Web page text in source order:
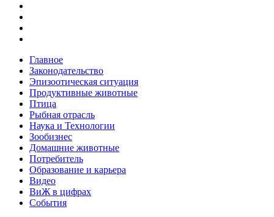
Главное
Законодательство
Эпизоотическая ситуация
Продуктивные животные
Птица
Рыбная отрасль
Наука и Технологии
Зообизнес
Домашние животные
Потребитель
Образование и карьера
Видео
ВиЖ в цифрах
События